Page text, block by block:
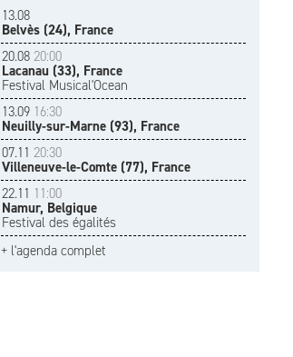
13.08
Belvès (24), France
20.08 20:00
Lacanau (33), France
Festival Musical'Ocean
13.09 16:30
Neuilly-sur-Marne (93), France
07.11 20:30
Villeneuve-le-Comte (77), France
22.11 11:00
Namur, Belgique
Festival des égalités
+ l'agenda complet